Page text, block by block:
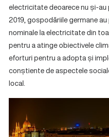
electricitate deoarece nu și-au
2019, gospodăriile germane
nominale la electricitate din
pentru a atinge obiectivele
eforturi pentru a adopta și
conștiente de aspectele
local.